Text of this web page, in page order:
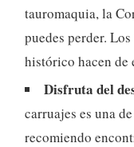
tauromaquia, la
puedes perder.
histórico hacen de
Disfruta del
carruajes es una
recomiendo